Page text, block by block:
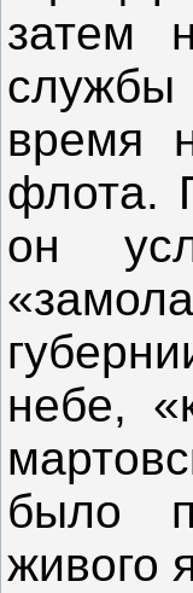
затем
время
флота.
он
небе,
было
живого